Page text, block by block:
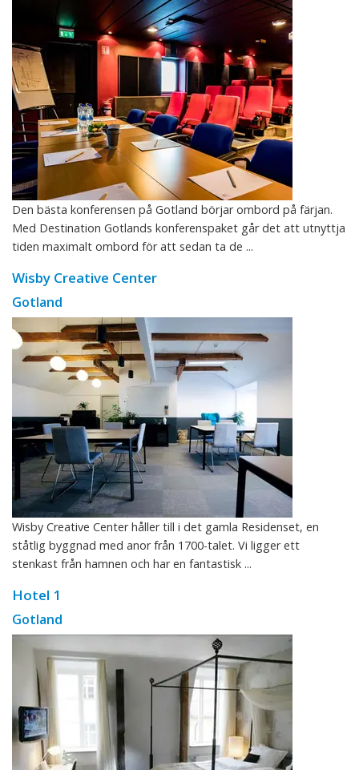
Den bästa konferensen på Gotland börjar ombord på färjan.
Med Destination Gotlands konferenspaket går det att utnyttja
tiden maximalt ombord för att sedan ta de ...
Wisby Creative Center
Gotland
Wisby Creative Center håller till i det gamla Residenset, en
ståtlig byggnad med anor från 1700-talet. Vi ligger ett
stenkast från hamnen och har en fantastisk ...
Hotel 1
Gotland